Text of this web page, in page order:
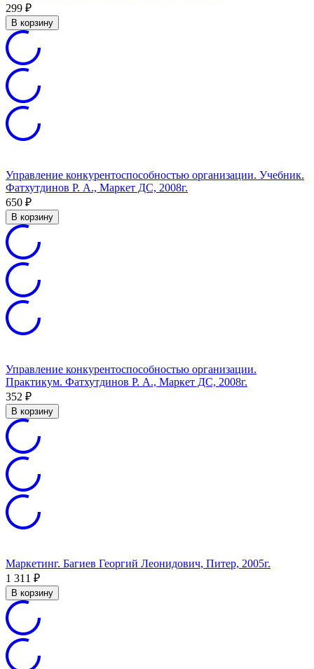
299 ₽
В корзину
Управление конкурентоспособностью организации. Учебник.
Фатхутдинов Р. А., Маркет ДС, 2008г.
650 ₽
В корзину
Управление конкурентоспособностью организации.
Практикум. Фатхутдинов Р. А., Маркет ДС, 2008г.
352 ₽
В корзину
Маркетинг. Багиев Георгий Леонидович, Питер, 2005г.
1 311 ₽
В корзину